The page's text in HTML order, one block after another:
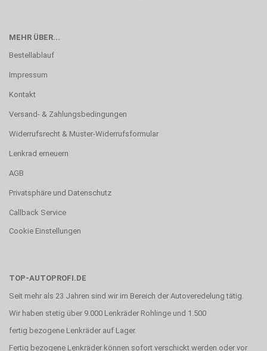
MEHR ÜBER...
Bestellablauf
Impressum
Kontakt
Versand- & Zahlungsbedingungen
Widerrufsrecht & Muster-Widerrufsformular
Lenkrad erneuern
AGB
Privatsphäre und Datenschutz
Callback Service
Cookie Einstellungen
TOP-AUTOPROFI.DE
Seit mehr als 23 Jahren sind wir im Bereich der Autoveredelung tätig.
Wir haben stetig über 9.000 Lenkräder Rohlinge und 1.500
fertig bezogene Lenkräder auf Lager.
Fertig bezogene Lenkräder können sofort verschickt werden oder vor